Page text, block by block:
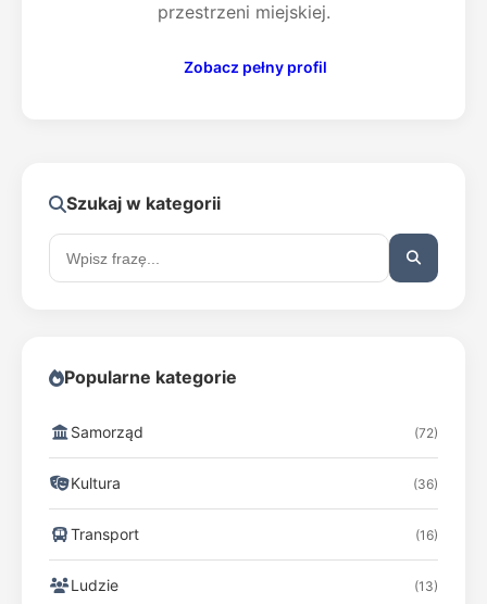
przestrzeni miejskiej.
Zobacz pełny profil
Szukaj w kategorii
Popularne kategorie
Samorząd (72)
Kultura (36)
Transport (16)
Ludzie (13)